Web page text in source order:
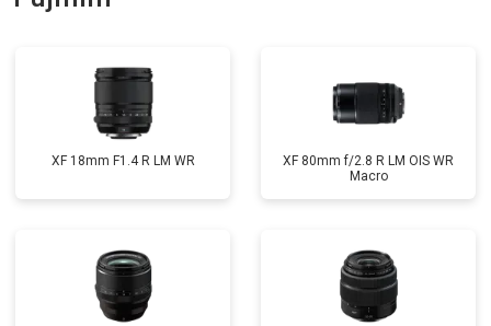
XF 18mm F1.4 R LM WR
XF 80mm f/2.8 R LM OIS WR
Macro